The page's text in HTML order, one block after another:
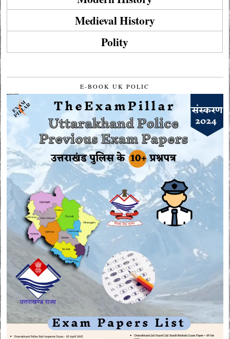
Medieval History
Polity
E-BOOK UK POLIC